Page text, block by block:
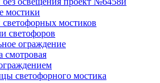
мостики
светофорных мостиков
светофоров
ограждение
смотровая
светофорного мостика